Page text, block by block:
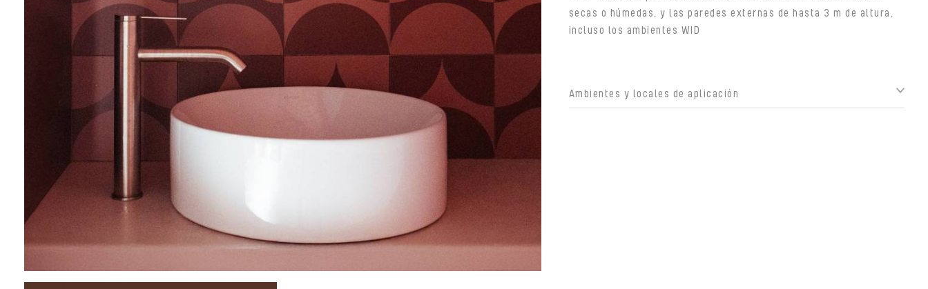
secas o húmedas, y las paredes externas de hasta 3 m de altura,
incluso los ambientes WID
Ambientes y locales de aplicación